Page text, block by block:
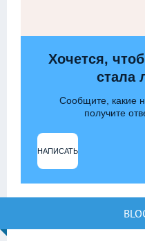
Хочется,
стала
Сообщите, какие
получите
НАПИСАТЬ